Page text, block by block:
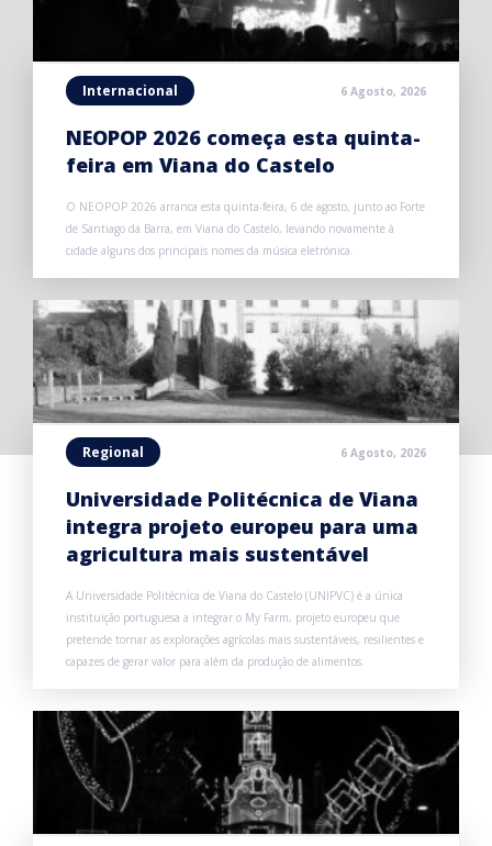
Internacional 6 Agosto, 2026
NEOPOP 2026 começa esta quinta-
feira em Viana do Castelo
O NEOPOP 2026 arranca esta quinta-feira, 6 de agosto, junto ao Forte
de Santiago da Barra, em Viana do Castelo, levando novamente à
cidade alguns dos principais nomes da música eletrónica.
Regional 6 Agosto, 2026
Universidade Politécnica de Viana
integra projeto europeu para uma
agricultura mais sustentável
A Universidade Politécnica de Viana do Castelo (UNIPVC) é a única
instituição portuguesa a integrar o My Farm, projeto europeu que
pretende tornar as explorações agrícolas mais sustentáveis, resilientes e
capazes de gerar valor para além da produção de alimentos.